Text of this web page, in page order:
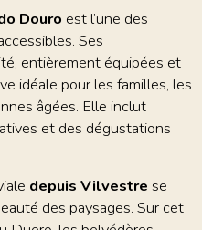
Douro est l’une des
Ses
entièrement équipées et
idéale pour les familles, les
âgées. Elle inclut
et des dégustations
depuis Vilvestre se
des paysages. Sur cet